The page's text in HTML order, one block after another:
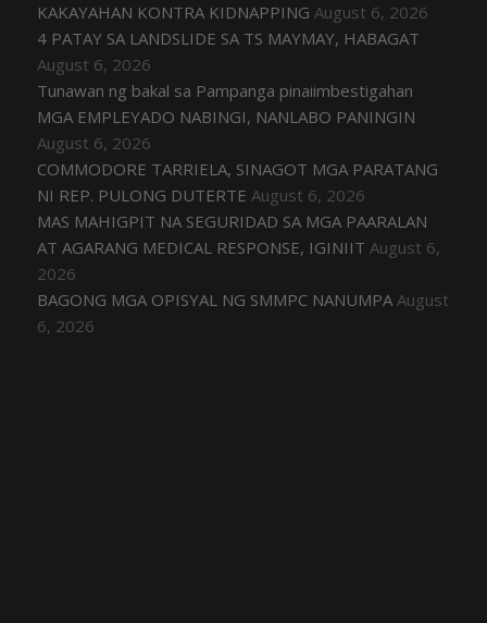
KAKAYAHAN KONTRA KIDNAPPING August 6, 2026
4 PATAY SA LANDSLIDE SA TS MAYMAY, HABAGAT
August 6, 2026
Tunawan ng bakal sa Pampanga pinaiimbestigahan
MGA EMPLEYADO NABINGI, NANLABO PANINGIN
August 6, 2026
COMMODORE TARRIELA, SINAGOT MGA PARATANG
NI REP. PULONG DUTERTE August 6, 2026
MAS MAHIGPIT NA SEGURIDAD SA MGA PAARALAN
AT AGARANG MEDICAL RESPONSE, IGINIIT August 6,
2026
BAGONG MGA OPISYAL NG SMMPC NANUMPA August
6, 2026